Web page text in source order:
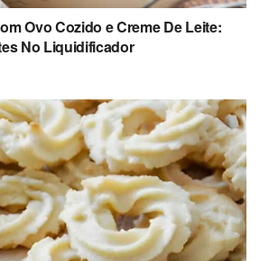
Ovo Cozido e Creme De Leite:
No Liquidificador